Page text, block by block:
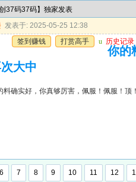
37码37码】独家发表
发表于: 2025-05-25 12:38
签到赚钱
打赏高手 u 历史记录
你的
大中
料确实好，你真够厉害，佩服！佩服！顶
6 7 8 9 10 11 12